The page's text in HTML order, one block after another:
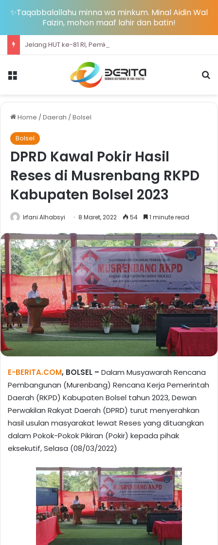
✨Taqabbalallahu minna wa minkum. Minal Aidin Wal
Faizin, mohon maaf lahir dan batin!
Home / Daerah / Bolsel
Bolsel
DPRD Kawal Pokir Hasil
Reses di Musrenbang RKPD
Kabupaten Bolsel 2023
Irfani Alhabsyi 8 Maret, 2022 54 1 minute read
E-BERITA.COM, BOLSEL – Dalam Musyawarah Rencana
Pembangunan (Murenbang) Rencana Kerja Pemerintah
Daerah (RKPD) Kabupaten Bolsel tahun 2023, Dewan
Perwakilan Rakyat Daerah (DPRD) turut menyerahkan
hasil usulan masyarakat lewat Reses yang dituangkan
dalam Pokok-Pokok Pikiran (Pokir) kepada pihak
eksekutif, Selasa (08/03/2022)